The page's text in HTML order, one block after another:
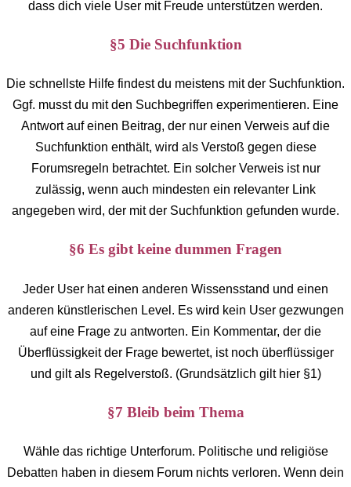
dass dich viele User mit Freude unterstützen werden.
§5 Die Suchfunktion
Die schnellste Hilfe findest du meistens mit der Suchfunktion.
Ggf. musst du mit den Suchbegriffen experimentieren. Eine
Antwort auf einen Beitrag, der nur einen Verweis auf die
Suchfunktion enthält, wird als Verstoß gegen diese
Forumsregeln betrachtet. Ein solcher Verweis ist nur
zulässig, wenn auch mindesten ein relevanter Link
angegeben wird, der mit der Suchfunktion gefunden wurde.
§6 Es gibt keine dummen Fragen
Jeder User hat einen anderen Wissensstand und einen
anderen künstlerischen Level. Es wird kein User gezwungen
auf eine Frage zu antworten. Ein Kommentar, der die
Überflüssigkeit der Frage bewertet, ist noch überflüssiger
und gilt als Regelverstoß. (Grundsätzlich gilt hier §1)
§7 Bleib beim Thema
Wähle das richtige Unterforum. Politische und religiöse
Debatten haben in diesem Forum nichts verloren. Wenn dein